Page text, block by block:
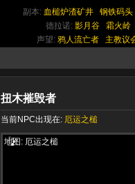
副本: 血槌炉渣矿井
钢铁码头
德拉诺: 影月谷
霜火岭
声望: 鸦人流亡者 主教议
扭木摧毁者
当前NPC出现在: 厄运之槌
地图: 厄运之槌